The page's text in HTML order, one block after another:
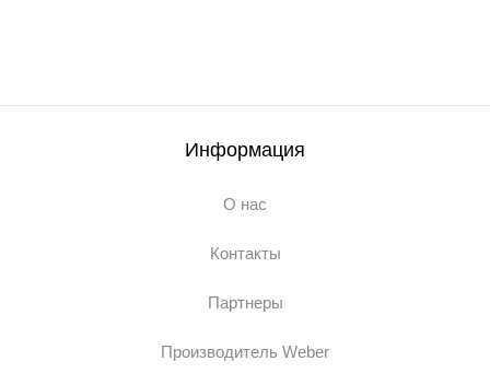
Информация
О нас
Контакты
Партнеры
Производитель Weber